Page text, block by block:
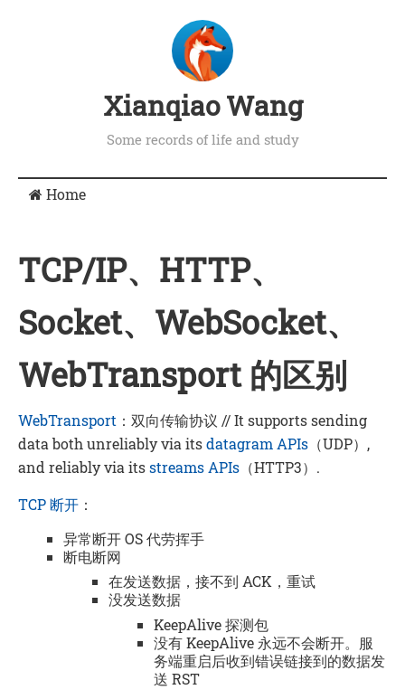
Xianqiao Wang
Some records of life and study
Home
TCP/IP、HTTP、
Socket、WebSocket、
WebTransport 的区别
WebTransport ：双向传输协议 // It supports sending
data both unreliably via itsdatagram APIs （UDP）,
and reliably via itsstreams APIs （HTTP3）.
TCP 断开 ：
异常断开 OS 代劳挥手
断电断网
在发送数据，接不到 ACK，重试
没发送数据
KeepAlive 探测包
没有 KeepAlive 永远不会断开。服
务端重启后收到错误链接到的数据发
送 RST